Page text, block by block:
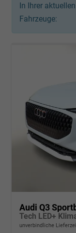
In Ihrer
Fahrzeuge:
Audi Q3
Tech LED+
unverbindliche